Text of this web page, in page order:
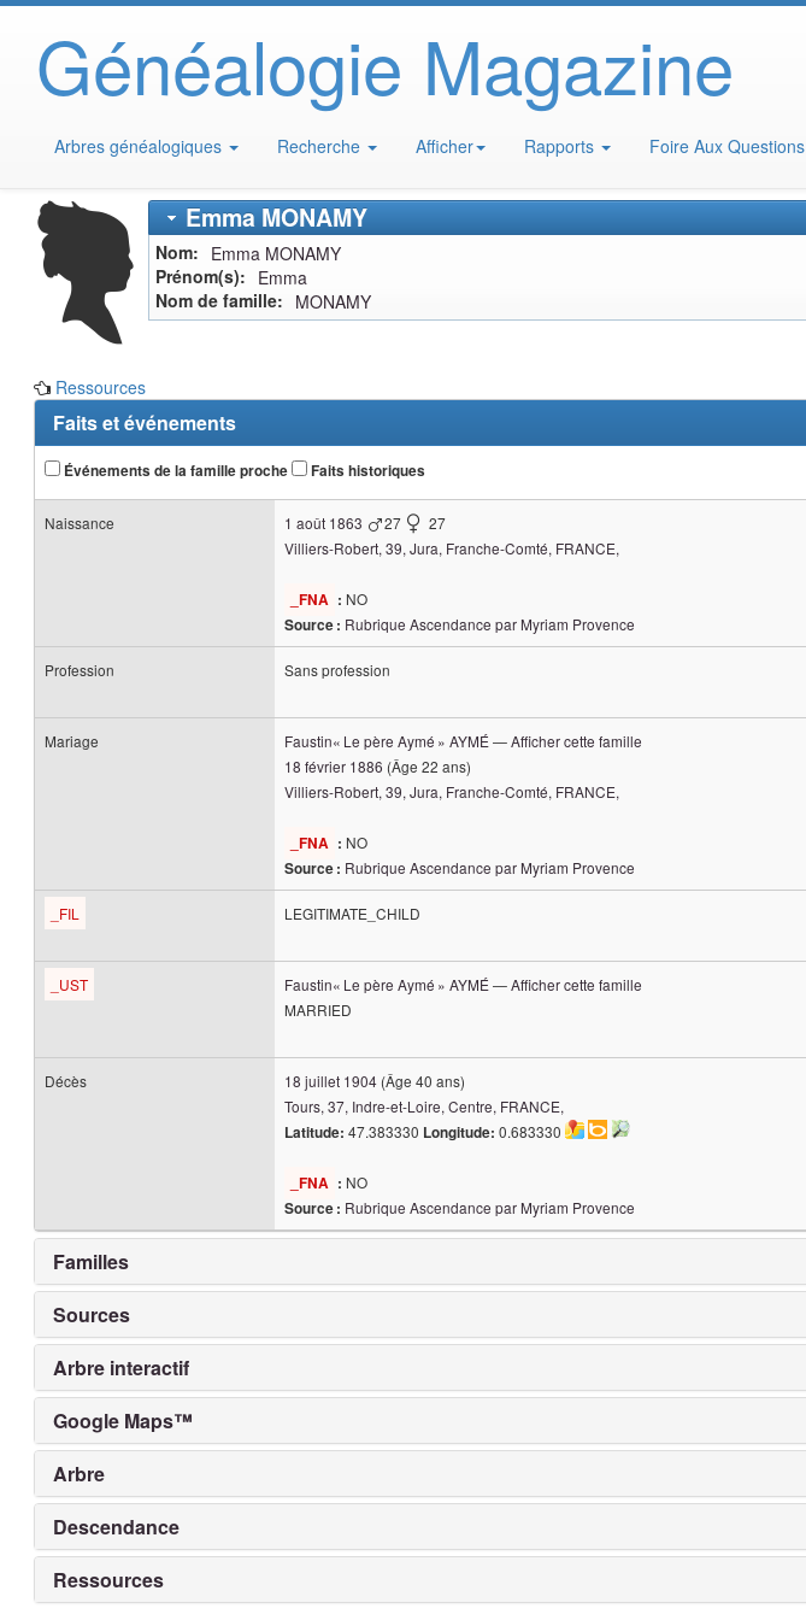
Généalogie Magazine
Arbres généalogiques Recherche Afficher Rapports Foire Aux Questions
EmmaMONAMY
Nom Emma MONAMY
Prénom(s)
Emma
Nom de famille
MONAMY
Ressources
Faits et événements
Événements de la famille proche Faits historiques
Naissance 1 août 1863 27
27
Villiers-Robert, 39, Jura, Franche-Comté, FRANCE,
_FNA : NO
Source : Rubrique Ascendance par Myriam Provence
Profession Sans profession
Mariage Faustin« Le père Aymé »AYMÉ —Afficher cette famille
18 février 1886 (Âge 22 ans)
Villiers-Robert, 39, Jura, Franche-Comté, FRANCE,
_FNA : NO
Source : Rubrique Ascendance par Myriam Provence
_FIL LEGITIMATE_CHILD
_UST Faustin« Le père Aymé »AYMÉ —Afficher cette famille
MARRIED
Décès 18 juillet 1904 (Âge 40 ans)
Tours, 37, Indre-et-Loire, Centre, FRANCE,
Latitude:47.383330 Longitude:0.683330
_FNA : NO
Source : Rubrique Ascendance par Myriam Provence
Familles
Sources
Arbre interactif
Google Maps™
Arbre
Descendance
Ressources